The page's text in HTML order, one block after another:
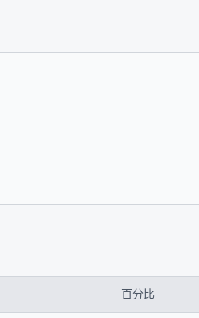
百分比